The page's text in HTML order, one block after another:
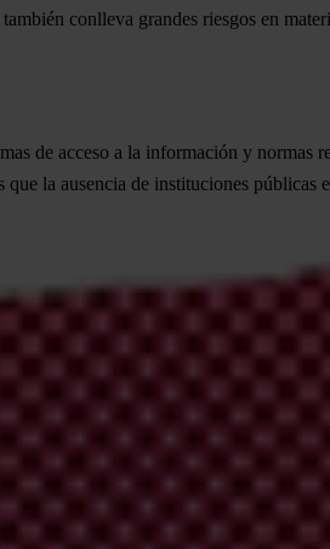
conlleva grandes riesgos en
de acceso a la información y normas
que la ausencia de instituciones públicas
son comparables con los del año